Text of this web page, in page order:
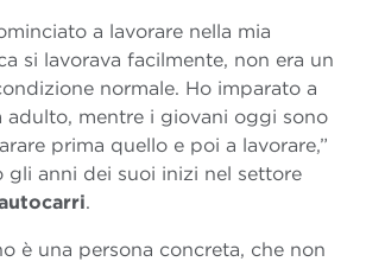
a lavorare nella mia
si lavorava facilmente, non era un
normale. Ho imparato a
adulto, mentre i giovani oggi sono
prima quello e poi a lavorare,”
gli anni dei suoi inizi nel settore
.
è una persona concreta, che non